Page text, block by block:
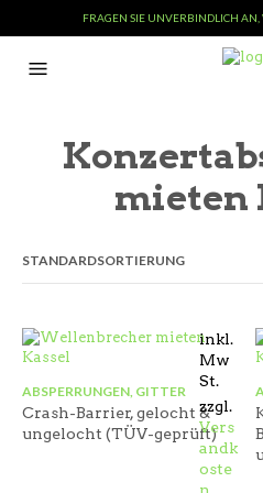
FRAGEN SIE UNVERBINDLICH AN,
mieten
inkl.
Mw
St.
zzgl.
Vers
andk
oste
ABSPERRUNGEN, GITTER
Crash-Barrier, gelocht &
ungelocht (TÜV-geprüft)